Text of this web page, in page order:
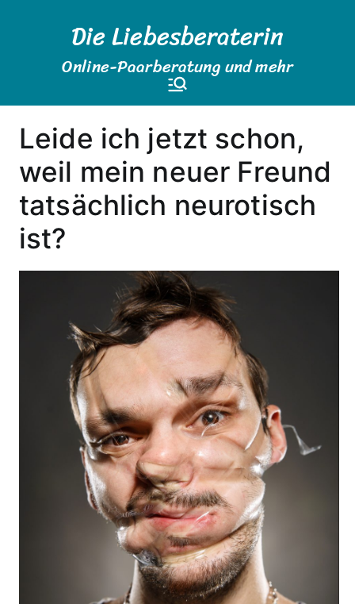
Die Liebesberaterin
Online-Paarberatung und mehr
Leide ich jetzt schon,
weil mein neuer Freund
tatsächlich neurotisch
ist?